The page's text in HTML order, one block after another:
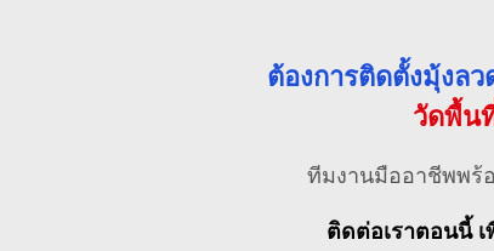
ต้องการติดตั้งมุ้งล
วัดพื้น
ทีมงานมืออาชีพพร้
ติดต่อเราตอนนี้